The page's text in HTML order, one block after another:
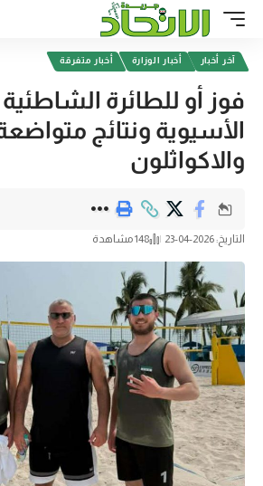
آخر أخبار أخبار الوزارة أخبار متفرقة
فوز أو للطائرة
الأسيوية ونتائج
والاكواثلون
التاريخ: 2026-04-23 148 مشاهدة